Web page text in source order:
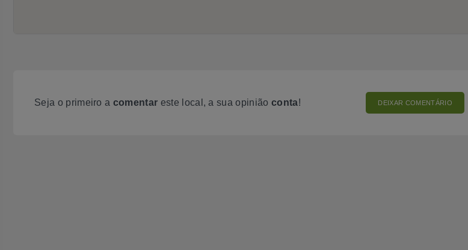
Seja o primeiro a comentar este local, a sua opinião conta! DEIXAR COMENTÁRIO